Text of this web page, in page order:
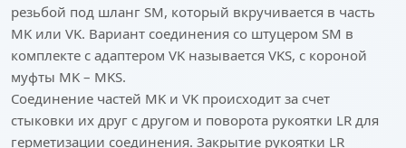
резьбой под шланг SM, который вкручивается в часть
MK или VK. Вариант соединения со штуцером SM в
комплекте с адаптером VK называется VKS, с короной
муфты MK – MKS.
Соединение частей MK и VK происходит за счет
стыковки их друг с другом и поворота рукоятки LR для
герметизации соединения. Закрытие рукоятки LR